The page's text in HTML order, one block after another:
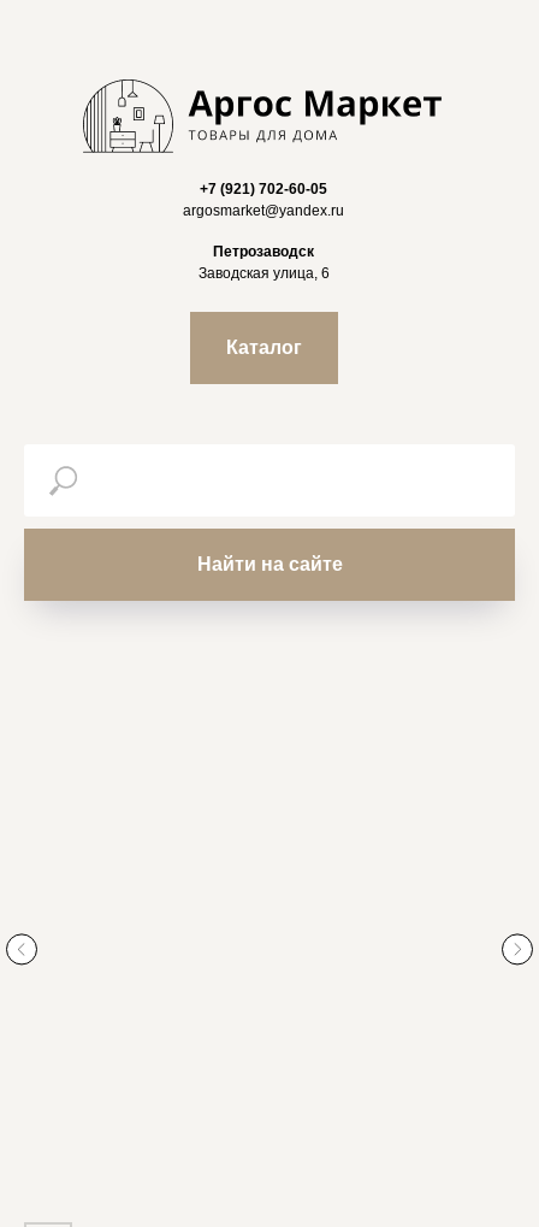
+7 (921) 702-60-05
argosmarket@yandex.ru
Петрозаводск
Заводская улица, 6
Каталог
Найти на сайте